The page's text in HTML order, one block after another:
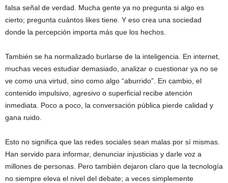
falsa señal de verdad. Mucha gente ya no pregunta si algo es
cierto; pregunta cuántos likes tiene. Y eso crea una sociedad
donde la percepción importa más que los hechos.
También se ha normalizado burlarse de la inteligencia. En internet,
muchas veces estudiar demasiado, analizar o cuestionar ya no se
ve como una virtud, sino como algo “aburrido”. En cambio, el
contenido impulsivo, agresivo o superficial recibe atención
inmediata. Poco a poco, la conversación pública pierde calidad y
gana ruido.
Esto no significa que las redes sociales sean malas por sí mismas.
Han servido para informar, denunciar injusticias y darle voz a
millones de personas. Pero también dejaron claro que la tecnología
no siempre eleva el nivel del debate; a veces simplemente